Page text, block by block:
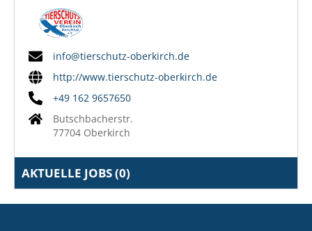
info@tierschutz-oberkirch.de
http://www.tierschutz-oberkirch.de
+49 162 9657650
Butschbacherstr.
77704 Oberkirch
AKTUELLE JOBS (0)